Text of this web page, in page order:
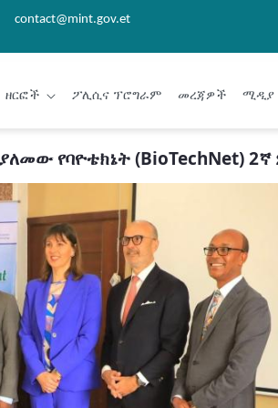
contact@mint.gov.et
ዘርፎች ፖሊሲና ፕሮግራም መረጃዎች ሚዲያ
የባዮቴክኔት (BioTechNet) 2ኛ